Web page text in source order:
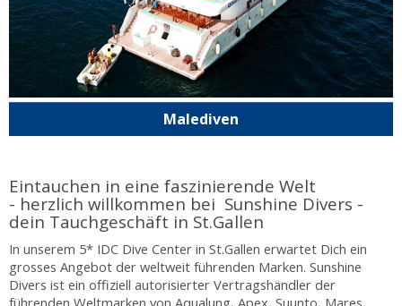
Malediven
Eintauchen in eine faszinierende Welt
- herzlich willkommen bei Sunshine Divers -
dein Tauchgeschäft in St.Gallen
In unserem 5* IDC Dive Center in St.Gallen erwartet Dich ein
grosses Angebot der weltweit führenden Marken. Sunshine
Divers ist ein offiziell autorisierter Vertragshändler der
führenden Weltmarken von Aqualung, Apex, Suunto, Mares,